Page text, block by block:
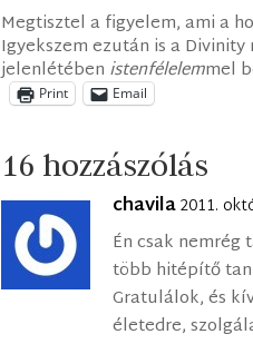
Megtisztel a figyelem, ami a
Igyekszem ezután is a
jelenlétében istenfélelemmel
Print Email
16 hozzászólás
chavila2011.
Én csak
több hitépítő
Gratulálok, és
életedre,